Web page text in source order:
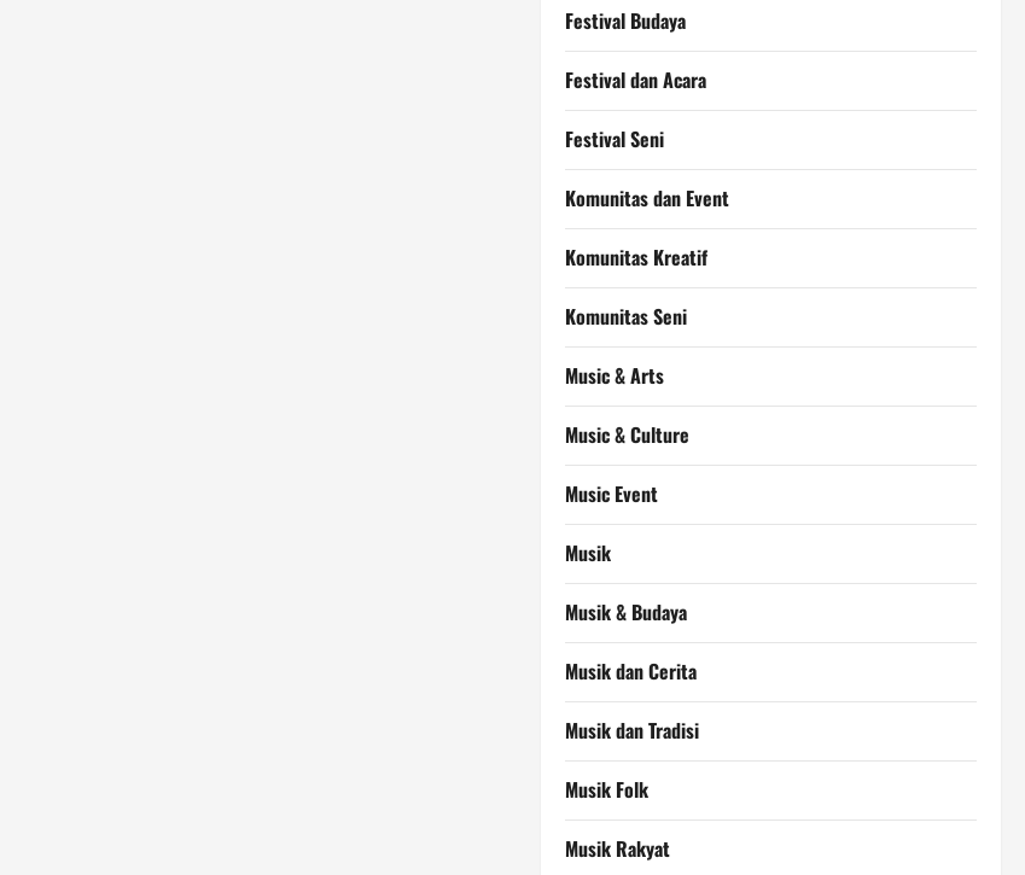
Festival Budaya
Festival dan Acara
Festival Seni
Komunitas dan Event
Komunitas Kreatif
Komunitas Seni
Music & Arts
Music & Culture
Music Event
Musik
Musik & Budaya
Musik dan Cerita
Musik dan Tradisi
Musik Folk
Musik Rakyat